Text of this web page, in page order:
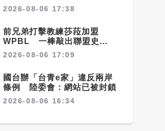
遺憾 配合司法將追究權益
2026-08-06 17:38
前兄弟打擊教練莎菈加盟
WPBL 一棒敲出聯盟史上
首支滿貫砲
2026-08-06 17:09
國台辦「台青e家」違反兩岸
條例 陸委會：網站已被封鎖
2026-08-06 16:34